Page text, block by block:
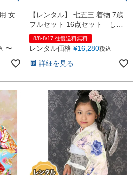
音楽雑貨
念撮影
女
〜
【レンタル】 七五三 着物 7歳
フルセット 16点セット しゃ
れっこ 赤色
8/8-8/17 往復送料無料
レンタル価格 ¥16,280税込
詳細を見る